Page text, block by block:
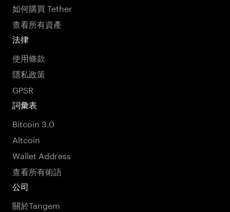
如何購買 Tether
查看所有資產
法律
使用條款
隱私政策
GPSR
詞彙表
Bitcoin 3.0
Altcoin
Wallet Address
查看所有術語
公司
關於Tangem